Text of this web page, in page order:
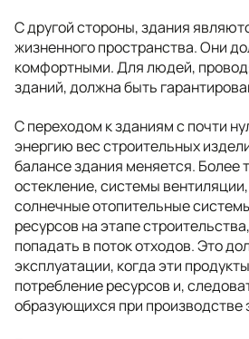
С другой стороны, здания
жизненного пространства. Они
комфортными. Для людей,
зданий, должна быть
С переходом к зданиям с почти
энергию вес строительных
балансе здания меняется. Более
остекление, системы
солнечные отопительные
ресурсов на этапе
попадать в поток отходов. Это
эксплуатации, когда эти
потребление ресурсов и,
образующихся при производстве